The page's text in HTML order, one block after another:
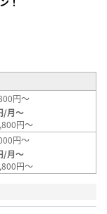
円～
/月～
円～
円～
/月～
円～